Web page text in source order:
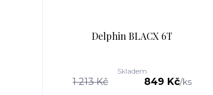
Delphin BLACX 6T
1 213 Kč 849 Kč/ks
Skladem